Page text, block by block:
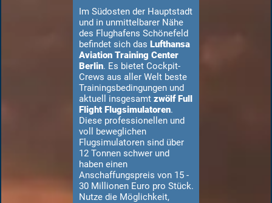
Im Südosten der Hauptstadt
und in unmittelbarer Nähe
des Flughafens Schönefeld
befindet sich das Lufthansa
Aviation Training Center
Berlin. Es bietet Cockpit-
Crews aus aller Welt beste
Trainingsbedingungen und
aktuell insgesamt zwölf Full
Flight Flugsimulatoren.
Diese professionellen und
voll beweglichen
Flugsimulatoren sind über
12 Tonnen schwer und
haben einen
Anschaffungspreis von 15 -
30 Millionen Euro pro Stück.
Nutze die Möglichkeit,